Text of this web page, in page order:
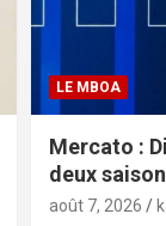
LE MBOA
Mercato :
deux
août 7, 2026